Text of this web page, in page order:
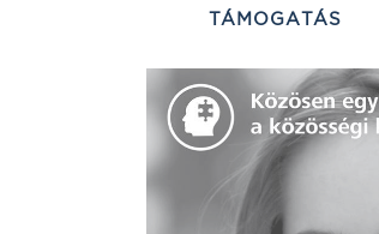
TÁMOGATÁS